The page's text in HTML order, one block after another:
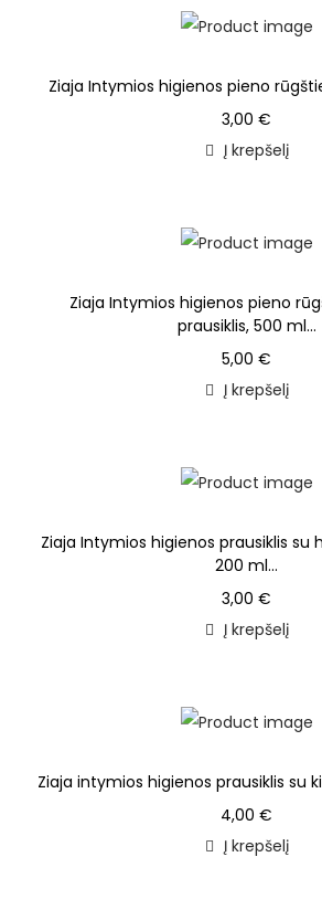
Ziaja Intymios higienos pieno
3,00€
Į krepšelį
Ziaja Intymios higienos pieno
prausiklis, 500 ml...
5,00€
Į krepšelį
Ziaja Intymios higienos prausiklis su
200 ml...
3,00€
Į krepšelį
Ziaja intymios higienos prausiklis su
4,00€
Į krepšelį